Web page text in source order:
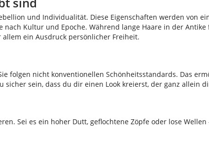
und Individualität. Diese Eigenschaften werden
Kultur und Epoche. Während lange Haare in der
ein Ausdruck persönlicher Freiheit.
folgen nicht konventionellen Schönheitsstandards. Das
sicher sein, dass du dir einen Look kreierst, der ganz allein
Sei es ein hoher Dutt, geflochtene Zöpfe oder lose